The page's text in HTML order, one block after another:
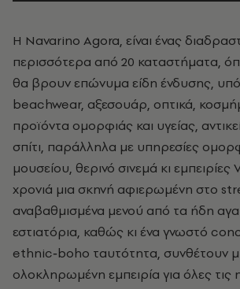
H Navarino Agora, είναι ένας
περισσότερα από 20 καταστήματα,
θα βρουν επώνυμα είδη ένδυσης,
beachwear, αξεσουάρ, οπτικά,
προϊόντα ομορφιάς και υγείας,
σπίτι, παράλληλα με υπηρεσίες
μουσείου, θερινό σινεμά κι εμπειρίες
χρονιά μια σκηνή αφιερωμένη στο
αναβαθμισμένα μενού από τα ήδη
εστιατόρια, καθώς κι ένα γνωστό
ethnic‑boho ταυτότητα, συνθέτουν
ολοκληρωμένη εμπειρία για όλες τις